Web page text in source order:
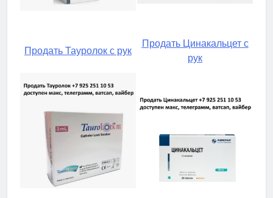
Продать Тауролок с рук
Продать Цинакальцет с
рук